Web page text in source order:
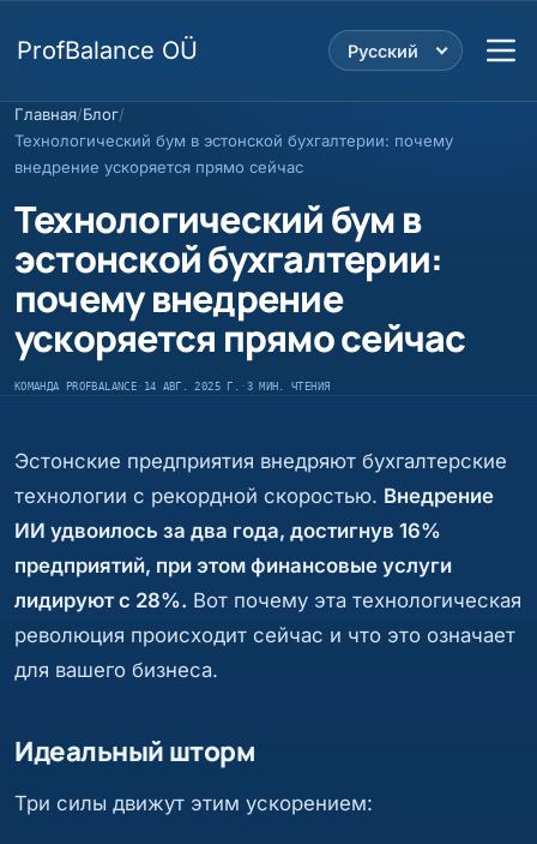
ProfBalance OÜ Русский
Главная/Блог/
Технологический бум в эстонской бухгалтерии: почему
внедрение ускоряется прямо сейчас
Технологический бум в
эстонской бухгалтерии:
почему внедрение
ускоряется прямо сейчас
КОМАНДА PROFBALANCE· 14 АВГ. 2025 Г. · 3 МИН. ЧТЕНИЯ
Эстонские предприятия внедряют бухгалтерские
технологии с рекордной скоростью. Внедрение
ИИ удвоилось за два года, достигнув 16%
предприятий, при этом финансовые услуги
лидируют с 28%. Вот почему эта технологическая
революция происходит сейчас и что это означает
для вашего бизнеса.
Идеальный шторм
Три силы движут этим ускорением: